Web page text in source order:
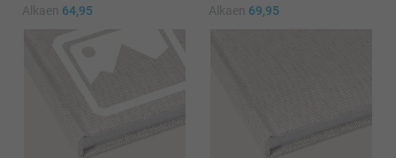
Alkaen 64,95 Alkaen 69,95